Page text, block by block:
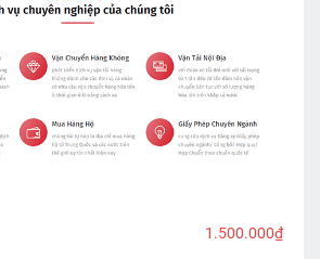
1.500.000₫